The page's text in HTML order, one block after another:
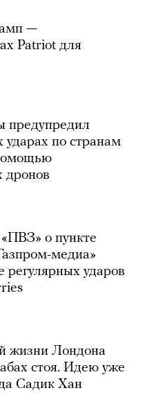
—
Patriot для
предупредил
ударах по странам
дронов
о пункте
медиа»
ударов
жизни Лондона
стоя. Идею уже
Садик Хан